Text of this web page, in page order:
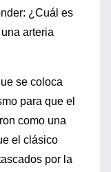
¿Cuál es
arteria
se coloca
para que el
como una
el clásico
por la